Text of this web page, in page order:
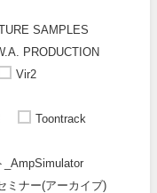
SAMPLES
PRODUCTION
Vir2
Toontrack
_AmpSimulator
ミナー(アーカイブ)